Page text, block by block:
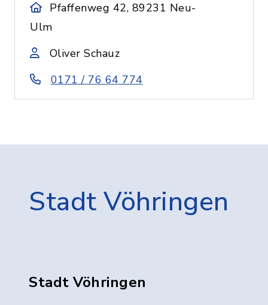
Pfaffenweg 42, 89231 Neu-
Ulm
Oliver Schauz
0171 / 76 64 774
Stadt Vöhringen
Stadt Vöhringen